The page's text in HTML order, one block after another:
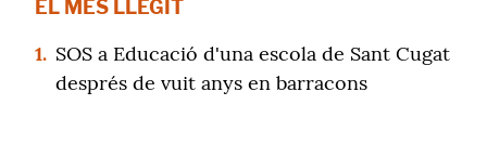
EL MÉS LLEGIT
1. SOS a Educació d'una escola de Sant Cugat
després de vuit anys en barracons